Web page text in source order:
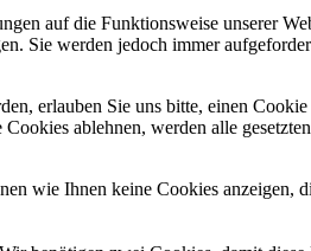
auf die Funktionsweise unserer
Sie werden jedoch immer
erlauben Sie uns bitte, einen
ablehnen, werden alle
wie Ihnen keine Cookies anzeigen,